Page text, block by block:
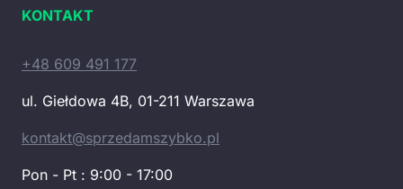
KONTAKT
+48 609 491 177
ul. Giełdowa 4B, 01-211 Warszawa
kontakt@sprzedamszybko.pl
Pon - Pt : 9:00 - 17:00